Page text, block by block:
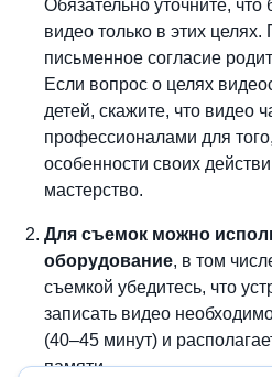
Обязательно уточните, что
видео только в этих целях.
письменное согласие
Если вопрос о целях
детей, скажите, что видео
профессионалами для
особенности своих
мастерство.
Для съемок можно
оборудование, в том
съемкой убедитесь, что
записать видео
(40–45 минут) и
памяти.